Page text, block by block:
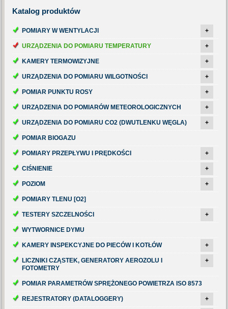
Katalog produktów
POMIARY W WENTYLACJI +
URZĄDZENIA DO POMIARU TEMPERATURY +
KAMERY TERMOWIZYJNE +
URZĄDZENIA DO POMIARU WILGOTNOŚCI +
POMIAR PUNKTU ROSY +
URZĄDZENIA DO POMIARÓW METEOROLOGICZNYCH +
URZĄDZENIA DO POMIARU CO2 (DWUTLENKU WĘGLA) +
POMIAR BIOGAZU
POMIARY PRZEPŁYWU I PRĘDKOŚCI +
CIŚNIENIE +
POZIOM +
POMIARY TLENU [O2]
TESTERY SZCZELNOŚCI +
WYTWORNICE DYMU
KAMERY INSPEKCYJNE DO PIECÓW I KOTŁÓW +
LICZNIKI CZĄSTEK, GENERATORY AEROZOLU I
FOTOMETRY
+
POMIAR PARAMETRÓW SPRĘŻONEGO POWIETRZA ISO 8573
REJESTRATORY (DATALOGGERY) +